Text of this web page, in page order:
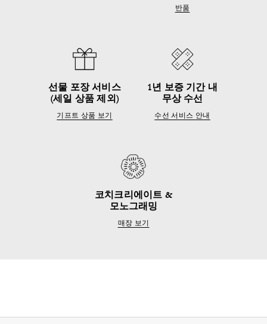
반품
선물 포장 서비스
(세일 상품 제외)
기프트 상품 보기
1년 보증 기간 내
무상 수선
수선 서비스 안내
코치크리에이트 &
모노그래밍
매장 보기